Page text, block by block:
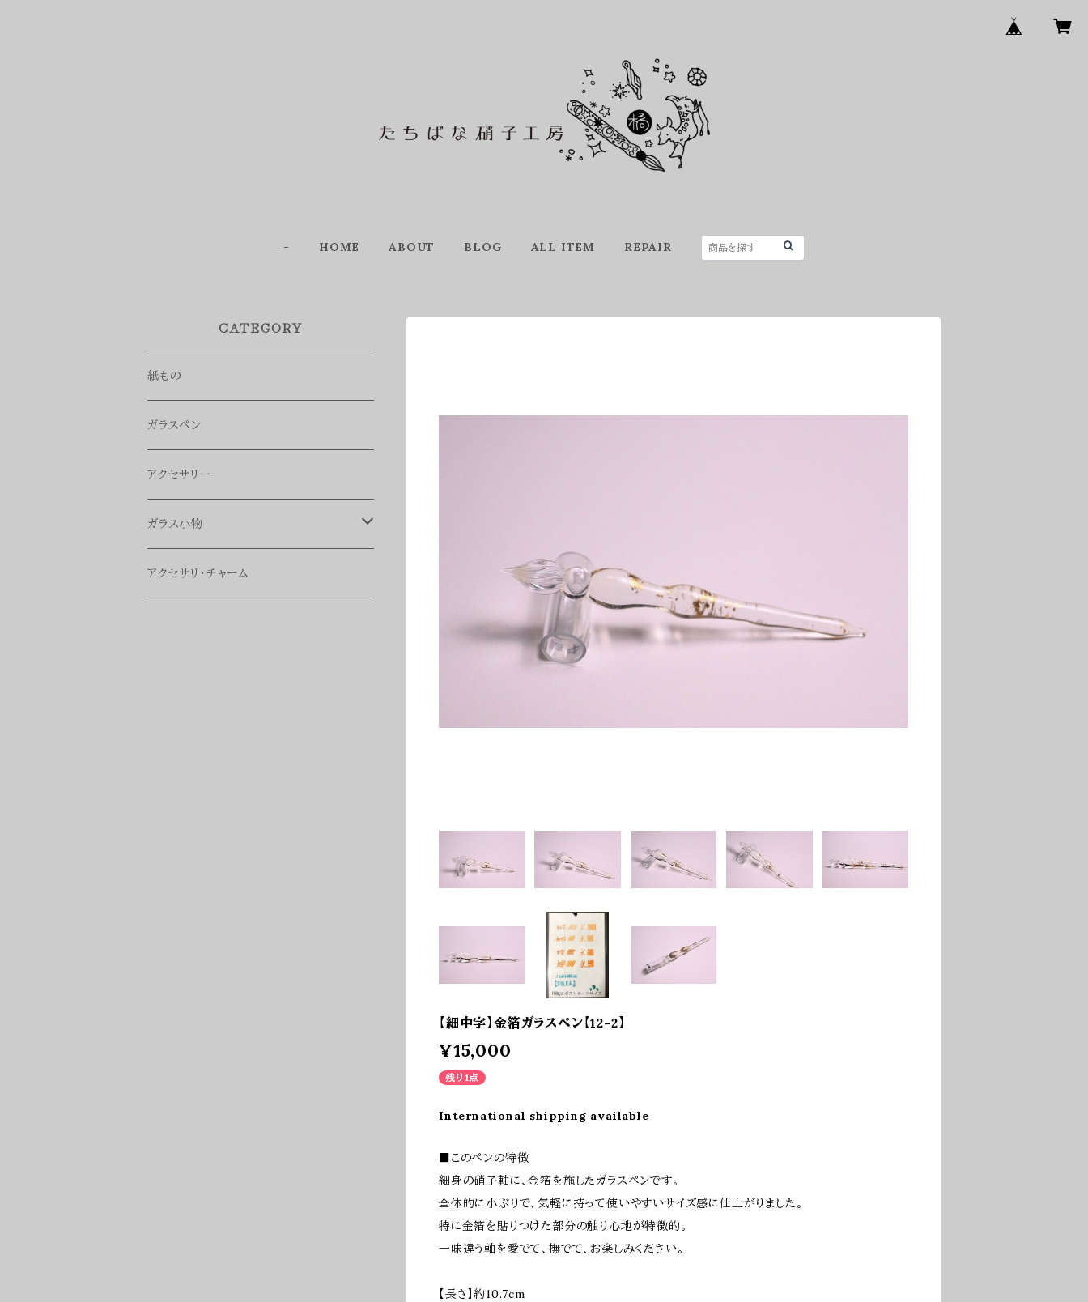
- HOME ABOUT BLOG ALL ITEM REPAIR
【細中字】金箔ガラスペン【12-2】
¥15,000
残り1点
International shipping available
■このペンの特徴
細身の硝子軸に、金箔を施したガラスペンです。
全体的に小ぶりで、気軽に持って使いやすいサイズ感に仕上がりました。
特に金箔を貼りつけた部分の触り心地が特徴的。
一味違う軸を愛でて、撫でて、お楽しみください。
【長さ】約10.7cm
CATEGORY
紙もの
ガラスペン
アクセサリー
ガラス小物
シーリングスタンプ軸
アクセサリ・チャーム